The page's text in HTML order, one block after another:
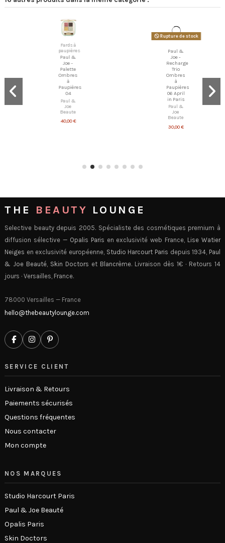
Paupières
Joe
THE BEAUTY LOUNGE
Selective beauty depuis 2005. Spécialiste des cosmétiques premium à
diffusion sélective — Opalis Paris en exclusivité web France, Lise Watier
Neiges en exclusivité européenne, Studio Harcourt Paris depuis 1934, Paul
& Joe Beauté Skin Doctors et Blancrème. Livraison dès 1€ · Retours 14
jours · Versailles, France.
78000 Versailles — France
hello@thebeautylounge.com
SERVICE CLIENT
Livraison & Retours
Paiements sécurisés
Questions fréquentes
Nous contacter
Mon compte
NOS MARQUES
Studio Harcourt Paris
Paul & Joe Beauté
Opalis Paris
Skin Doctors